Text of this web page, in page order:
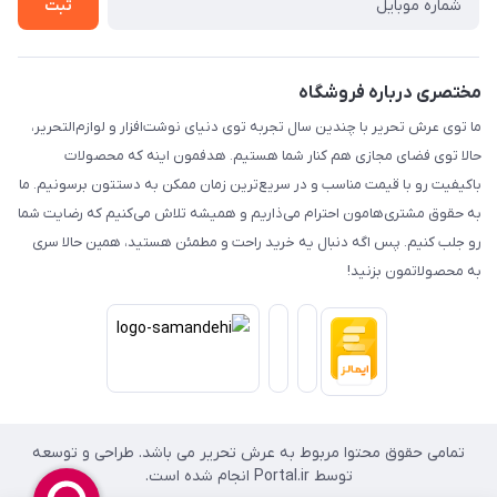
ثبت
مختصری درباره فروشگاه
ما توی عرش تحریر با چندین سال تجربه توی دنیای نوشت‌افزار و لوازم‌التحریر،
حالا توی فضای مجازی هم کنار شما هستیم. هدفمون اینه که محصولات
باکیفیت رو با قیمت مناسب و در سریع‌ترین زمان ممکن به دستتون برسونیم. ما
به حقوق مشتری‌هامون احترام می‌ذاریم و همیشه تلاش می‌کنیم که رضایت شما
رو جلب کنیم. پس اگه دنبال یه خرید راحت و مطمئن هستید، همین حالا سری
به محصولاتمون بزنید!
تمامی حقوق محتوا مربوط به عرش تحریر می باشد. طراحی و توسعه
توسط Portal.ir انجام شده است.